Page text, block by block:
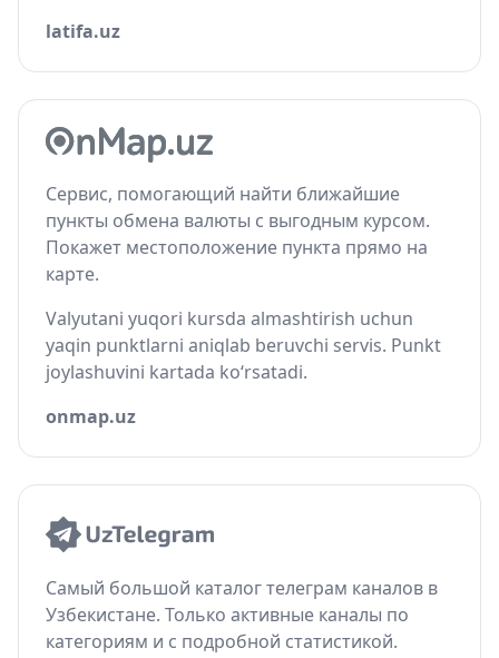
latifa.uz
Сервис, помогающий найти ближайшие
пункты обмена валюты с выгодным курсом.
Покажет местоположение пункта прямо на
карте.
Valyutani yuqori kursda almashtirish uchun
yaqin punktlarni aniqlab beruvchi servis. Punkt
joylashuvini kartada ko‘rsatadi.
onmap.uz
Самый большой каталог телеграм каналов в
Узбекистане. Только активные каналы по
категориям и с подробной статистикой.